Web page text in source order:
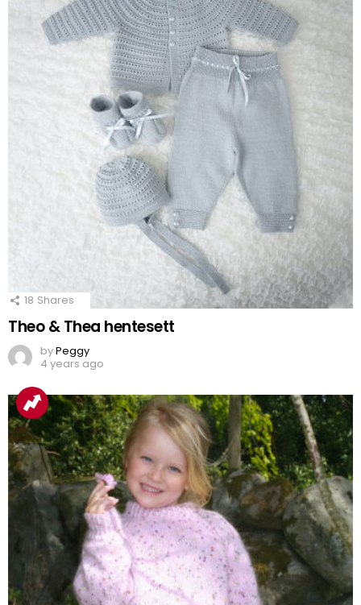
18 Shares
Theo & Thea hentesett
byPeggy
4 years ago